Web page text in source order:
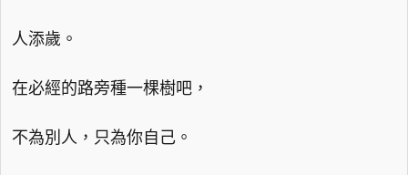
人添歲。
在必經的路旁種一棵樹吧，
不為別人，只為你自己。